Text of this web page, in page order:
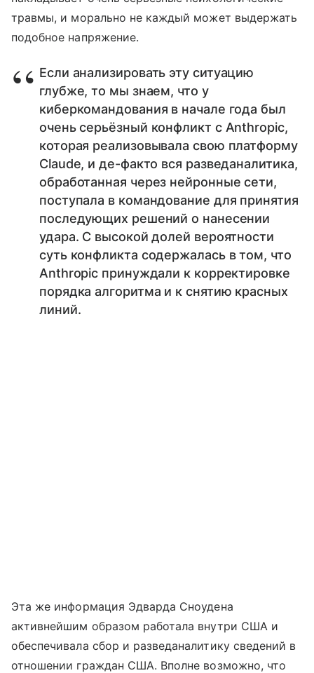
травмы, и морально не каждый может выдержать
подобное напряжение.
Если анализировать эту ситуацию
глубже, то мы знаем, что у
киберкомандования в начале года был
очень серьёзный конфликт с Anthropic,
которая реализовывала свою платформу
Claude, и де-факто вся разведаналитика,
обработанная через нейронные сети,
поступала в командование для принятия
последующих решений о нанесении
удара. С высокой долей вероятности
суть конфликта содержалась в том, что
Anthropic принуждали к корректировке
порядка алгоритма и к снятию красных
линий.
Эта же информация Эдварда Сноудена
активнейшим образом работала внутри США и
обеспечивала сбор и разведаналитику сведений в
отношении граждан США. Вполне возможно, что